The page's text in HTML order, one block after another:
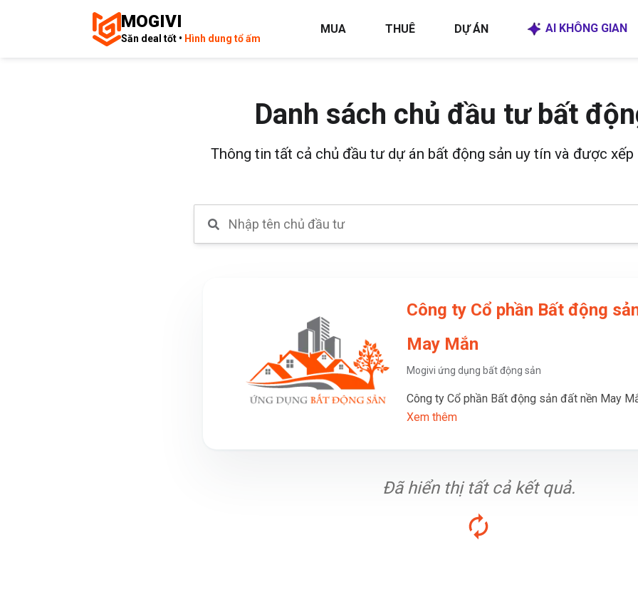
MOGIVI
Săn deal tốt • Hình dung tổ ấm
MUA THUÊ DỰ ÁN AI KHÔNG GIAN
Danh sách chủ đầu tư bất
Thông tin tất cả chủ đầu tư dự án bất động sản uy tín và được xếp
Công ty Cổ phần Bất động
May Mắn
Mogivi ứng dụng bất động sản
Công ty Cổ phần Bất động sản đất nền May
Xem thêm
Đã hiển thị tất cả kết quả.